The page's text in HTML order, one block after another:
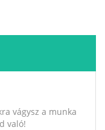
vágysz a munka
való!